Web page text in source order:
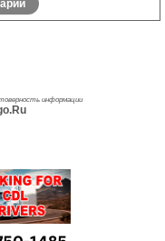
информации